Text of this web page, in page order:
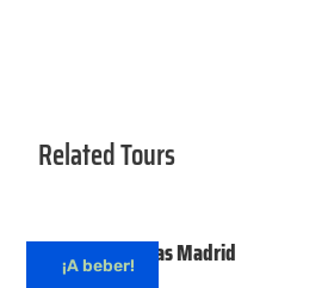
Related Tours
¡A beber!
Cata de cervezas Madrid